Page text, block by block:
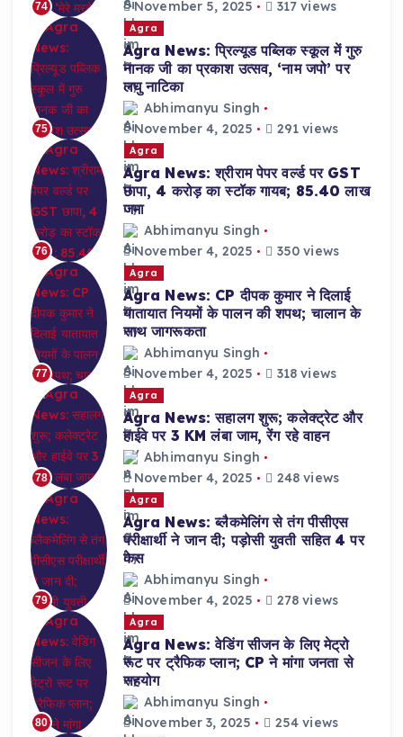
74 November 5, 2025 317 views
75
Agra
Agra News: प्रिल्यूड पब्लिक स्कूल में गुरु
नानक जी का प्रकाश उत्सव, ‘नाम जपो’ पर
लघु नाटिका
Abhimanyu Singh
November 4, 2025
291 views
76
Agra
Agra News: श्रीराम पेपर वर्ल्ड पर GST
छापा, 4 करोड़ का स्टॉक गायब; 85.40 लाख
जमा
Abhimanyu Singh
November 4, 2025
350 views
77
Agra
Agra News: CP दीपक कुमार ने दिलाई
यातायात नियमों के पालन की शपथ; चालान के
साथ जागरूकता
Abhimanyu Singh
November 4, 2025
318 views
78
Agra
Agra News: सहालग शुरू; कलेक्ट्रेट और
हाईवे पर 3 KM लंबा जाम, रेंग रहे वाहन
Abhimanyu Singh
November 4, 2025
248 views
79
Agra
Agra News: ब्लैकमेलिंग से तंग पीसीएस
परीक्षार्थी ने जान दी; पड़ोसी युवती सहित 4 पर
केस
Abhimanyu Singh
November 4, 2025
278 views
80
Agra
Agra News: वेडिंग सीजन के लिए मेट्रो
रूट पर ट्रैफिक प्लान; CP ने मांगा जनता से
सहयोग
Abhimanyu Singh
November 3, 2025
254 views